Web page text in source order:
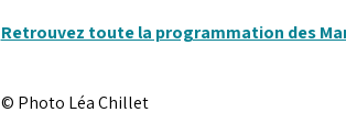
Retrouvez toute la programmation des
© Photo Léa Chillet